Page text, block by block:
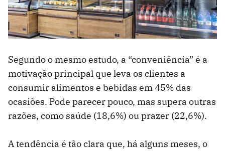
Segundo o mesmo estudo, a “conveniência” é a
motivação principal que leva os clientes a
consumir alimentos e bebidas em 45% das
ocasiões. Pode parecer pouco, mas supera outras
razões, como saúde (18,6%) ou prazer (22,6%).
A tendência é tão clara que, há alguns meses, o